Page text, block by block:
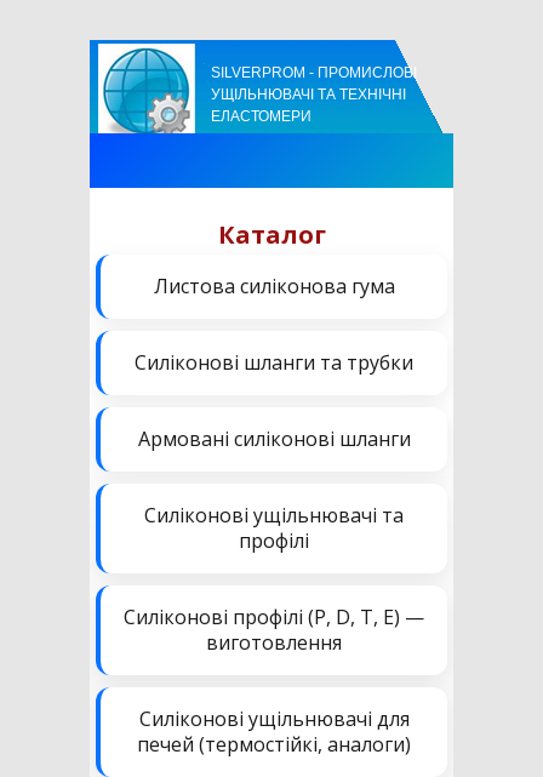
SILVERPROM - ПРОМИСЛОВІ
УЩІЛЬНЮВАЧІ ТА ТЕХНІЧНІ
ЕЛАСТОМЕРИ
Каталог
Листова силіконова гума
Силіконові шланги та трубки
Армовані силіконові шланги
Силіконові ущільнювачі та
профілі
Силіконові профілі (P, D, T, E) —
виготовлення
Силіконові ущільнювачі для
печей (термостійкі, аналоги)